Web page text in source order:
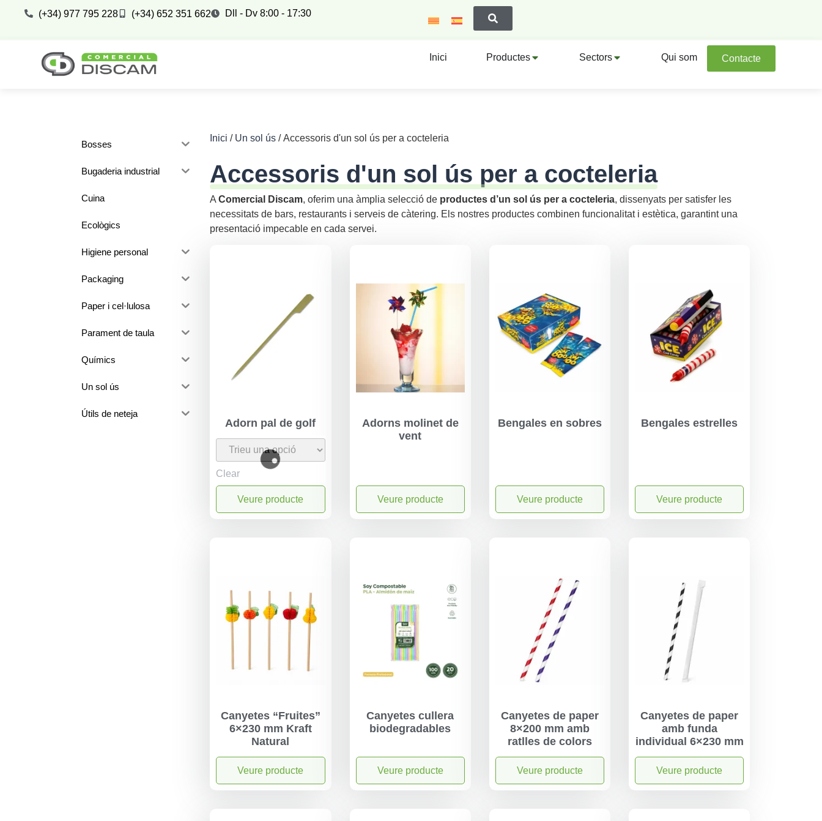
(+34) 977 795 228 (+34) 652 351 662 Dll - Dv 8:00 - 17:30
Inici Productes Sectors Qui som Contacte
Bosses
Bugaderia industrial
Cuina
Ecològics
Higiene personal
Packaging
Paper i cel·lulosa
Parament de taula
Químics
Un sol ús
Útils de neteja
Inici / Un sol ús / Accessoris d'un sol ús per a cocteleria
Accessoris d'un sol ús per a cocteleria
AComercial Discam, oferim una àmplia selecció de productes d’un sol ús per a cocteleria, dissenyats per satisfer les
necessitats de bars, restaurants i serveis de càtering. Els nostres productes combinen funcionalitat i estètica, garantint una
presentació impecable en cada servei.
Adorn pal de golf
Clear
Veure producte
Adorns molinet de
vent
Veure producte
Bengales en sobres
Veure producte
Bengales estrelles
Veure producte
Canyetes “Fruites”
6×230 mm Kraft
Natural
Veure producte
Canyetes cullera
biodegradables
Veure producte
Canyetes de paper
8×200 mm amb
ratlles de colors
Veure producte
Canyetes de paper
amb funda
individual 6×230 mm
Veure producte